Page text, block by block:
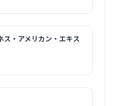
ス・アメリカン・エキス